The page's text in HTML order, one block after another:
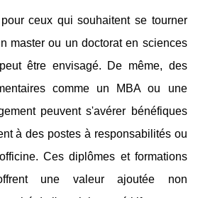
ceux qui souhaitent se tourner
master ou un doctorat en sciences
être envisagé. De même, des
comme un MBA ou une
peuvent s'avérer bénéfiques
à des postes à responsabilités ou
Ces diplômes et formations
une valeur ajoutée non